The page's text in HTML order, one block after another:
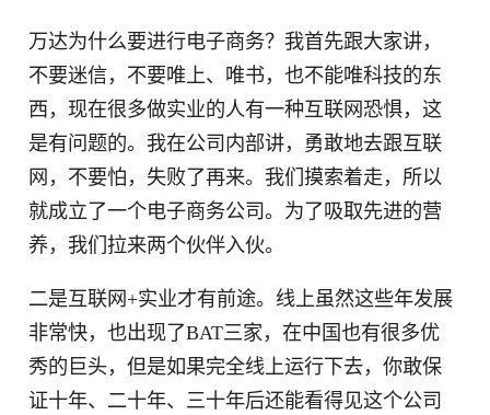
万达为什么要进行电子商务？我首先跟大家讲，
不要迷信，不要唯上、唯书，也不能唯科技的东
西，现在很多做实业的人有一种互联网恐惧，这
是有问题的。我在公司内部讲，勇敢地去跟互联
网，不要怕，失败了再来。我们摸索着走，所以
就成立了一个电子商务公司。为了吸取先进的营
养，我们拉来两个伙伴入伙。
二是互联网+实业才有前途。线上虽然这些年发展
非常快，也出现了BAT三家，在中国也有很多优
秀的巨头，但是如果完全线上运行下去，你敢保
证十年、二十年、三十年后还能看得见这个公司